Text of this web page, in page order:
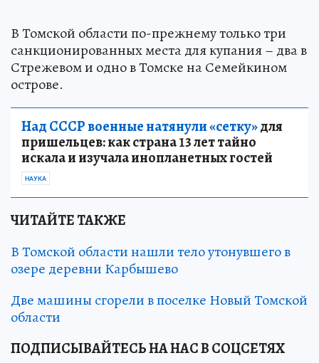
В Томской области по-прежнему только три
санкционированных места для купания – два в
Стрежевом и одно в Томске на Семейкином
острове.
Над СССР военные натянули «сетку»для
пришельцев: как страна 13 лет тайно
искала и изучала инопланетных гостей
НАУКА
ЧИТАЙТЕ ТАКЖЕ
В Томской области нашли тело утонувшего в
озере деревни Карбышево
Две машины сгорели в поселке Новый Томской
области
ПОДПИСЫВАЙТЕСЬ НА НАС В СОЦСЕТЯХ